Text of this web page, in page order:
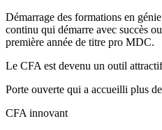
Démarrage des formations en
continu qui démarre avec succès
première année de titre pro MDC.
Le CFA est devenu un outil attractif
Porte ouverte qui a accueilli plus
CFA innovant